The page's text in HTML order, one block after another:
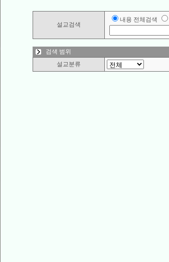
설교검색
내용 전체검색
검색 범위
설교분류